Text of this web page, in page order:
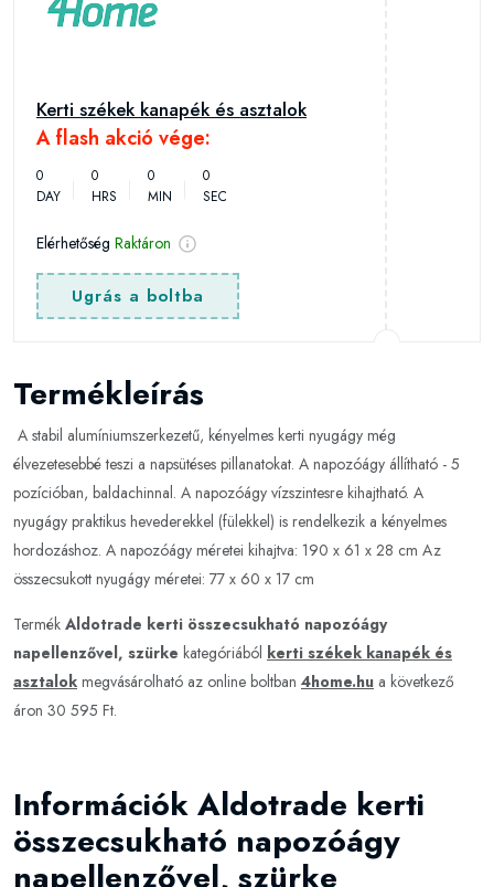
Kerti székek kanapék és asztalok
A flash akció vége:
0
DAY
0
HRS
0
MIN
0
SEC
Elérhetőség Raktáron
Ugrás a boltba
Termékleírás
A stabil alumíniumszerkezetű, kényelmes kerti nyugágy még
élvezetesebbé teszi a napsütéses pillanatokat. A napozóágy állítható - 5
pozícióban, baldachinnal. A napozóágy vízszintesre kihajtható. A
nyugágy praktikus hevederekkel (fülekkel) is rendelkezik a kényelmes
hordozáshoz. A napozóágy méretei kihajtva: 190 x 61 x 28 cm Az
összecsukott nyugágy méretei: 77 x 60 x 17 cm
Termék Aldotrade kerti összecsukható napozóágy
napellenzővel, szürke kategóriából kerti székek kanapék és
asztalok megvásárolható az online boltban 4home.hu a következő
áron 30 595 Ft.
Információk Aldotrade kerti
összecsukható napozóágy
napellenzővel, szürke